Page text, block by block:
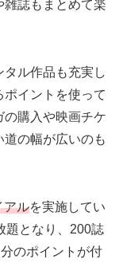
雑誌もまとめて楽
ル作品も充実し
イントを使って
購入や映画チケ
の幅が広いのも
アルを実施してい
題となり、200誌
のポイントが付